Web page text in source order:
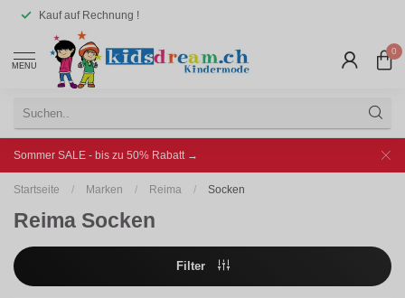
Kauf auf Rechnung !
MENU
0
Sommer SALE - bis zu 50% Rabatt →
Startseite / Marken / Reima / Socken
Reima Socken
Filter